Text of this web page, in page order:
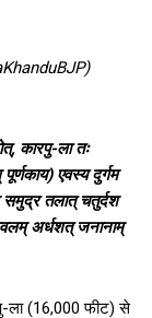
कारपु-ला तः
एवस्य दुर्गम
समुद्र तलात् चतुर्दश
अर्धशत् जनानाम्
ला (16,000 फीट) से